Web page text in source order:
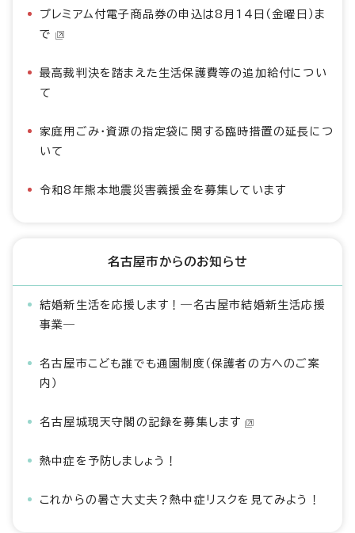
プレミアム付電子商品券の申込は8月14日（金曜日）ま
で
最高裁判決を踏まえた生活保護費等の追加給付につい
て
家庭用ごみ・資源の指定袋に関する臨時措置の延長につ
いて
令和8年熊本地震災害義援金を募集しています
名古屋市からのお知らせ
結婚新生活を応援します！―名古屋市結婚新生活応援
事業―
名古屋市こども誰でも通園制度（保護者の方へのご案
内）
名古屋城現天守閣の記録を募集します
熱中症を予防しましょう！
これからの暑さ大丈夫？熱中症リスクを見てみよう！